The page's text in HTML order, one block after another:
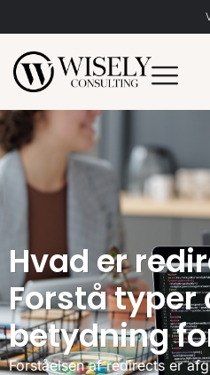
Hvad er
Forstå typer
betydning
Forståelsen af redirects er